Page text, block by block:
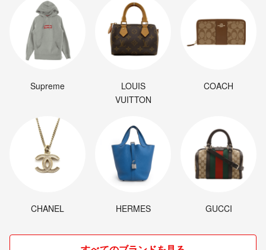
Supreme
LOUIS
VUITTON
COACH
CHANEL HERMES GUCCI